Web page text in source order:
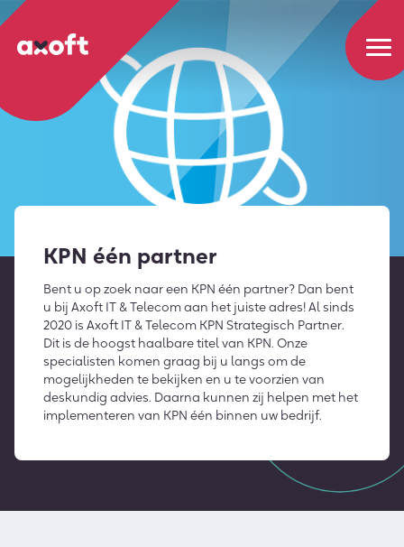
KPN één partner
Bent u op zoek naar een KPN één partner? Dan bent
u bij Axoft IT & Telecom aan het juiste adres! Al sinds
2020 is Axoft IT & Telecom KPN Strategisch Partner.
Dit is de hoogst haalbare titel van KPN. Onze
specialisten komen graag bij u langs om de
mogelijkheden te bekijken en u te voorzien van
deskundig advies. Daarna kunnen zij helpen met het
implementeren van KPN één binnen uw bedrijf.